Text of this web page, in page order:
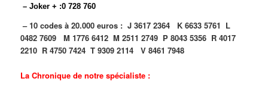
– Joker + :0728760
– 10 codes à 20.000 euros :J 3617 2364 K 6633 5761 L
0482 7609M 1776 6412M 2511 2749 P 8043 5356 R 4017
2210 R 4750 7424T 9309 2114V 8461 7948
La Chronique de notre spécialiste :